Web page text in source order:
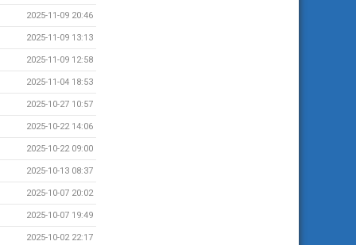
2025-11-09 20:46
2025-11-09 13:13
2025-11-09 12:58
2025-11-04 18:53
2025-10-27 10:57
2025-10-22 14:06
2025-10-22 09:00
2025-10-13 08:37
2025-10-07 20:02
2025-10-07 19:49
2025-10-02 22:17